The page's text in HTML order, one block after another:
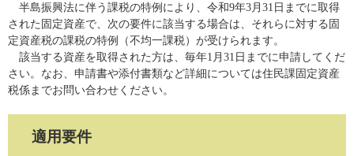
半島振興法に伴う課税の特例により、令和9年3月31日までに取得
された固定資産で、次の要件に該当する場合は、それらに対する固
定資産税の課税の特例（不均一課税）が受けられます。
該当する資産を取得された方は、毎年1月31日までに申請してくだ
さい。なお、申請書や添付書類など詳細については住民課固定資産
税係までお問い合わせください。
適用要件